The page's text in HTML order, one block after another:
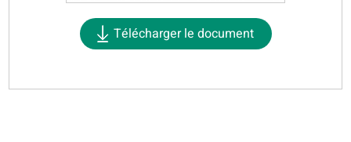
Télécharger le document